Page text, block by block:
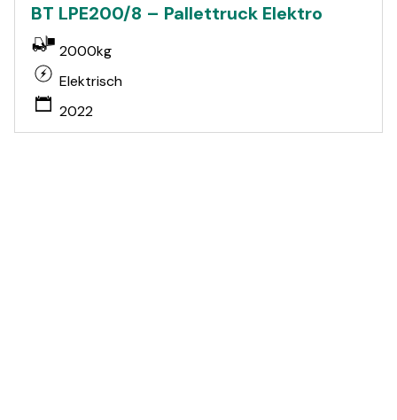
BT LPE200/8 – Pallettruck Elektro
2000kg
Elektrisch
2022